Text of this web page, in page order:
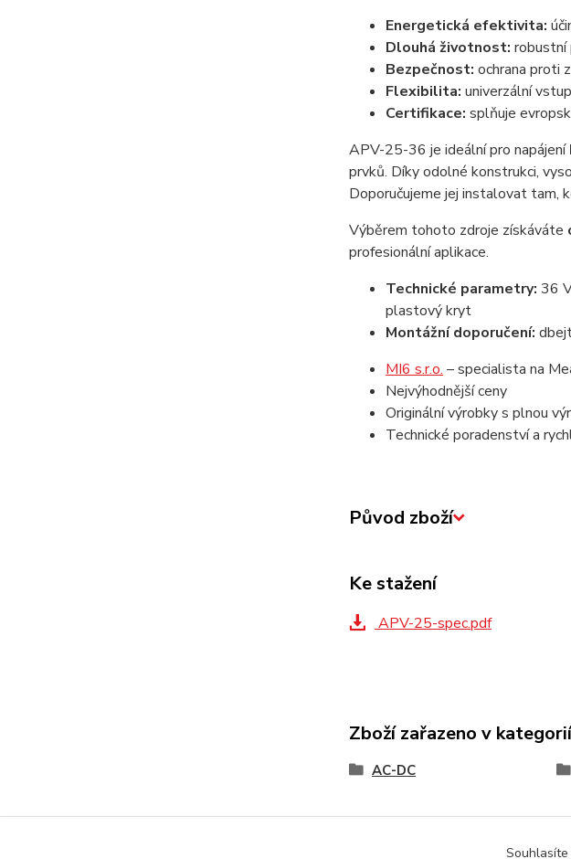
Energetická efektivita:
Dlouhá životnost: robustní
Bezpečnost: ochrana proti
Flexibilita: univerzální
Certifikace: splňuje
APV-25-36 je ideální pro napájení
prvků. Díky odolné konstrukci,
Doporučujeme jej instalovat tam,
Výběrem tohoto zdroje získáváte
profesionální aplikace.
Technické parametry: 36
plastový kryt
Montážní doporučení:
MI6 s.r.o. – specialista na
Nejvýhodnější ceny
Originální výrobky s plnou
Technické poradenství a
Původ zboží
Ke stažení
APV-25-spec.pdf
Zboží zařazeno v
AC-DC
Souhlasíte